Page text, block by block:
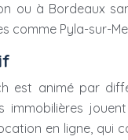
ou à Bordeaux
comme Pyla-sur-
est animé par
immobilières
en ligne, qui